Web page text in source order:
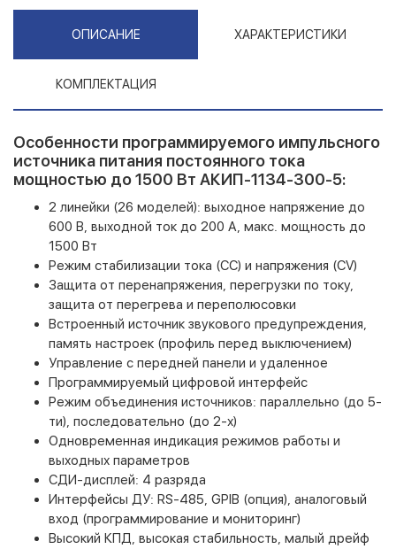
ОПИСАНИЕ ХАРАКТЕРИСТИКИ
КОМПЛЕКТАЦИЯ
Особенности программируемого импульсного
источника питания постоянного тока
мощностью до 1500 Вт АКИП-1134-300-5:
2 линейки (26 моделей): выходное напряжение до
600 В, выходной ток до 200 А, макс. мощность до
1500 Вт
Режим стабилизации тока (СС) и напряжения (CV)
Защита от перенапряжения, перегрузки по току,
защита от перегрева и переполюсовки
Встроенный источник звукового предупреждения,
память настроек (профиль перед выключением)
Управление с передней панели и удаленное
Программируемый цифровой интерфейс
Режим объединения источников: параллельно (до 5-
ти), последовательно (до 2-х)
Одновременная индикация режимов работы и
выходных параметров
СДИ-дисплей: 4 разряда
Интерфейсы ДУ: RS-485, GPIB (опция), аналоговый
вход (программирование и мониторинг)
Высокий КПД, высокая стабильность, малый дрейф